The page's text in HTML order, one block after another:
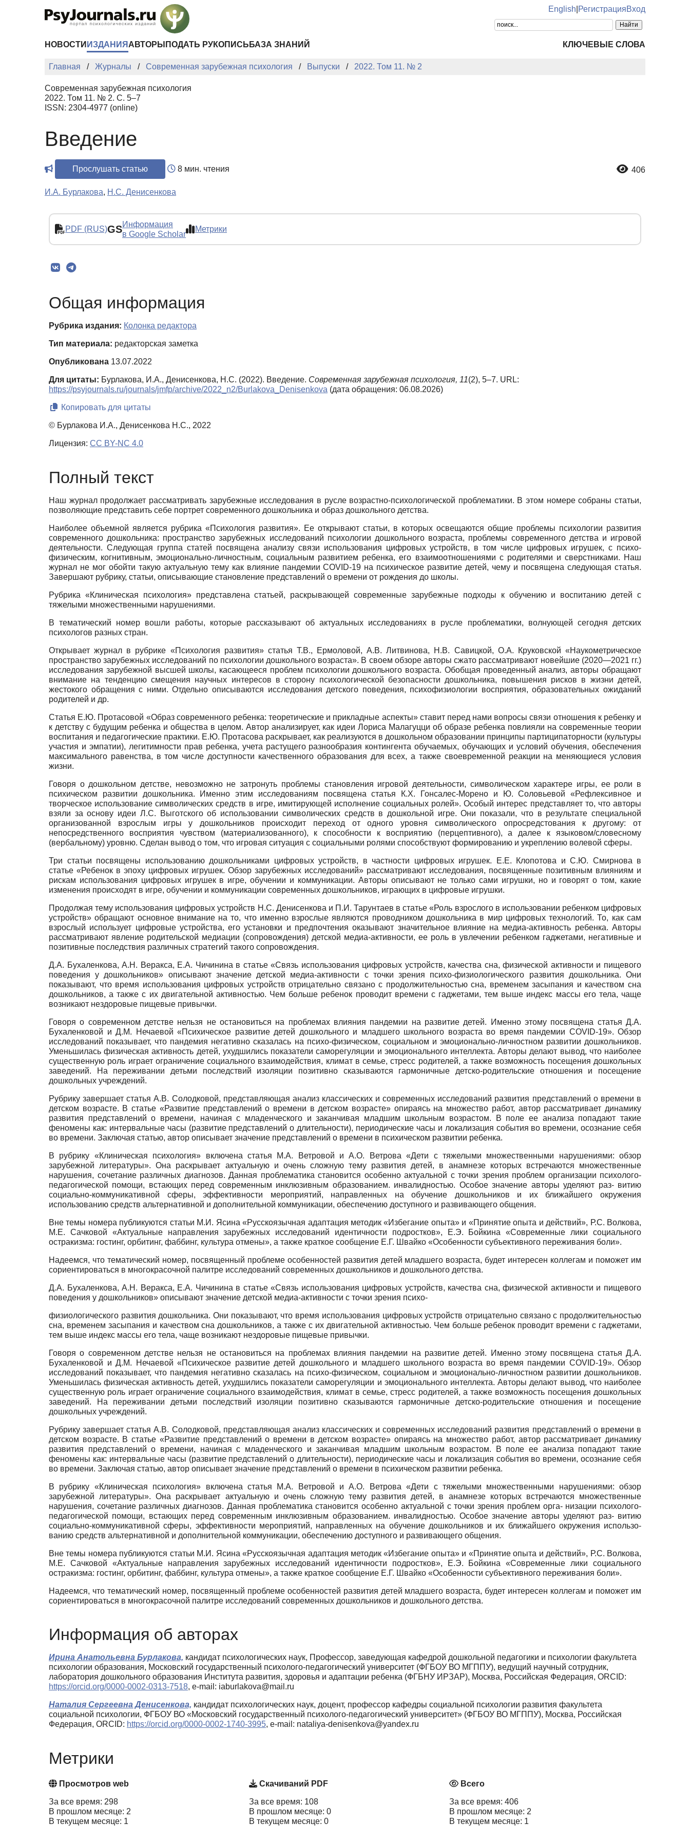
English РегистрацияВход
НОВОСТИ ИЗДАНИЯ АВТОРЫ ПОДАТЬ РУКОПИСЬ БАЗА ЗНАНИЙ КЛЮЧЕВЫЕ СЛОВА
Главная Журналы Современная зарубежная психология Выпуски 2022. Том 11. № 2
Современная зарубежная психология
2022. Том 11. № 2. С. 5–7
ISSN: 2304-4977 (online)
Введение
Прослушать статью 8 мин. чтения 406
И.А. Бурлакова, Н.С. Денисенкова
PDF (RUS)GSИнформация
в Google Scholar
Метрики
Общая информация
Рубрика издания: Колонка редактора
Тип материала: редакторская заметка
Опубликована 13.07.2022
Для цитаты: Бурлакова, И.А., Денисенкова, Н.С. (2022). Введение. Современная зарубежная психология, 11(2), 5–7. URL:
https://psyjournals.ru/journals/jmfp/archive/2022_n2/Burlakova_Denisenkova (дата обращения: 06.08.2026)
Копировать для цитаты
© Бурлакова И.А., Денисенкова Н.С., 2022
Лицензия: CC BY-NC 4.0
Полный текст
Наш журнал продолжает рассматривать зарубежные исследования в русле возрастно-психологической проблематики. В этом номере собраны статьи,
позволяющие представить себе портрет современного дошкольника и образ дошкольного детства.
Наиболее объемной является рубрика «Психология развития». Ее открывают статьи, в которых освещаются общие проблемы психологии развития
современного дошкольника: пространство зарубежных исследований психологии дошкольного возраста, проблемы современного детства и игровой
деятельности. Следующая группа статей посвящена анализу связи использования цифровых устройств, в том числе цифровых игрушек, с психо-
физическим, когнитивным, эмоционально-личностным, социальным развитием ребенка, его взаимоотношениями с родителями и сверстниками. Наш
журнал не мог обойти такую актуальную тему как влияние пандемии COVID-19 на психическое развитие детей, чему и посвящена следующая статья.
Завершают рубрику, статьи, описывающие становление представлений о времени от рождения до школы.
Рубрика «Клиническая психология» представлена статьей, раскрывающей современные зарубежные подходы к обучению и воспитанию детей с
тяжелыми множественными нарушениями.
В тематический номер вошли работы, которые рассказывают об актуальных исследованиях в русле проблематики, волнующей сегодня детских
психологов разных стран.
Открывает журнал в рубрике «Психология развития» статья Т.В., Ермоловой, А.В. Литвинова, Н.В. Савицкой, О.А. Круковской «Наукометрическое
пространство зарубежных исследований по психологии дошкольного возраста». В своем обзоре авторы сжато рассматривают новейшие (2020—2021 гг.)
исследования зарубежной высшей школы, касающееся проблем психологии дошкольного возраста. Обобщая проведенный анализ, авторы обращают
внимание на тенденцию смещения научных интересов в сторону психологической безопасности дошкольника, повышения рисков в жизни детей,
жестокого обращения с ними. Отдельно описываются исследования детского поведения, психофизиологии восприятия, образовательных ожиданий
родителей и др.
Статья Е.Ю. Протасовой «Образ современного ребенка: теоретические и прикладные аспекты» ставит перед нами вопросы связи отношения к ребенку и
к детству с будущим ребенка и общества в целом. Автор анализирует, как идеи Лориса Малагуцци об образе ребенка повлияли на современные теории
воспитания и педагогические практики. Е.Ю. Протасова раскрывает, как реализуются в дошкольном образовании принципы партиципаторности (культуры
участия и эмпатии), легитимности прав ребенка, учета растущего разнообразия контингента обучаемых, обучающих и условий обучения, обеспечения
максимального равенства, в том числе доступности качественного образования для всех, а также своевременной реакции на меняющиеся условия
жизни.
Говоря о дошкольном детстве, невозможно не затронуть проблемы становления игровой деятельности, символическом характере игры, ее роли в
психическом развитии дошкольника. Именно этим исследованиям посвящена статья К.X. Гонсалес-Морено и Ю. Соловьевой «Рефлексивное и
творческое использование символических средств в игре, имитирующей исполнение социальных ролей». Особый интерес представляет то, что авторы
взяли за основу идеи Л.С. Выготского об использовании символических средств в дошкольной игре. Они показали, что в результате специальной
организованной взрослым игры у дошкольников происходит переход от одного уровня символического опросредстования к другому: от
непосредственного восприятия чувством (материализованного), к способности к восприятию (перцептивного), а далее к языковом/словесному
(вербальному) уровню. Сделан вывод о том, что игровая ситуация с социальными ролями способствуют формированию и укреплению волевой сферы.
Три статьи посвящены использованию дошкольниками цифровых устройств, в частности цифровых игрушек. Е.Е. Клопотова и С.Ю. Смирнова в
статье «Ребенок в эпоху цифровых игрушек. Обзор зарубежных исследований» рассматривают исследования, посвященные позитивным влияниям и
рискам использования цифровых игрушек в игре, обучении и коммуникации. Авторы описывают не только сами игрушки, но и говорят о том, какие
изменения происходят в игре, обучении и коммуникации современных дошкольников, играющих в цифровые игрушки.
Продолжая тему использования цифровых устройств Н.С. Денисенкова и П.И. Тарунтаев в статье «Роль взрослого в использовании ребенком цифровых
устройств» обращают основное внимание на то, что именно взрослые являются проводником дошкольника в мир цифровых технологий. То, как сам
взрослый использует цифровые устройства, его установки и предпочтения оказывают значительное влияние на медиа-активность ребенка. Авторы
рассматривают явление родительской медиации (сопровождения) детской медиа-активности, ее роль в увлечении ребенком гаджетами, негативные и
позитивные последствия различных стратегий такого сопровождения.
Д.А. Бухаленкова, А.Н. Веракса, Е.А. Чичинина в статье «Связь использования цифровых устройств, качества сна, физической активности и пищевого
поведения у дошкольников» описывают значение детской медиа-активности с точки зрения психо-физиологического развития дошкольника. Они
показывают, что время использования цифровых устройств отрицательно связано с продолжительностью сна, временем засыпания и качеством сна
дошкольников, а также с их двигательной активностью. Чем больше ребенок проводит времени с гаджетами, тем выше индекс массы его тела, чаще
возникают нездоровые пищевые привычки.
Говоря о современном детстве нельзя не остановиться на проблемах влияния пандемии на развитие детей. Именно этому посвящена статья Д.А.
Бухаленковой и Д.М. Нечаевой «Психическое развитие детей дошкольного и младшего школьного возраста во время пандемии COVID-19». Обзор
исследований показывает, что пандемия негативно сказалась на психо-физическом, социальном и эмоционально-личностном развитии дошкольников.
Уменьшилась физическая активность детей, ухудшились показатели саморегуляции и эмоционального интеллекта. Авторы делают вывод, что наиболее
существенную роль играет ограничение социального взаимодействия, климат в семье, стресс родителей, а также возможность посещения дошкольных
заведений. На переживании детьми последствий изоляции позитивно сказываются гармоничные детско-родительские отношения и посещение
дошкольных учреждений.
Рубрику завершает статья А.В. Солодковой, представляющая анализ классических и современных исследований развития представлений о времени в
детском возрасте. В статье «Развитие представлений о времени в детском возрасте» опираясь на множество работ, автор рассматривает динамику
развития представлений о времени, начиная с младенческого и заканчивая младшим школьным возрастом. В поле ее анализа попадают такие
феномены как: интервальные часы (развитие представлений о длительности), периодические часы и локализация события во времени, осознание себя
во времени. Заключая статью, автор описывает значение представлений о времени в психическом развитии ребенка.
В рубрику «Клиническая психология» включена статья М.А. Ветровой и А.О. Ветрова «Дети с тяжелыми множественными нарушениями: обзор
зарубежной литературы». Она раскрывает актуальную и очень сложную тему развития детей, в анамнезе которых встречаются множественные
нарушения, сочетание различных диагнозов. Данная проблематика становится особенно актуальной с точки зрения проблем организации психолого-
педагогической помощи, встающих перед современным инклюзивным образованием. инвалидностью. Особое значение авторы уделяют раз- витию
социально-коммуникативной сферы, эффективности мероприятий, направленных на обучение дошкольников и их ближайшего окружения
использованию средств альтернативной и дополнительной коммуникации, обеспечению доступного и развивающего общения.
Вне темы номера публикуются статьи М.И. Ясина «Русскоязычная адаптация методик «Избегание опыта» и «Принятие опыта и действий», Р.С. Волкова,
М.Е. Сачковой «Актуальные направления зарубежных исследований идентичности подростков», Е.Э. Бойкина «Современные лики социального
остракизма: гостинг, орбитинг, фаббинг, культура отмены», а также краткое сообщение Е.Г. Швайко «Особенности субъективного переживания боли».
Надеемся, что тематический номер, посвященный проблеме особенностей развития детей младшего возраста, будет интересен коллегам и поможет им
сориентироваться в многокрасочной палитре исследований современных дошкольников и дошкольного детства.
Д.А. Бухаленкова, А.Н. Веракса, Е.А. Чичинина в статье «Связь использования цифровых устройств, качества сна, физической активности и пищевого
поведения у дошкольников» описывают значение детской медиа-активности с точки зрения психо-
физиологического развития дошкольника. Они показывают, что время использования цифровых устройств отрицательно связано с продолжительностью
сна, временем засыпания и качеством сна дошкольников, а также с их двигательной активностью. Чем больше ребенок проводит времени с гаджетами,
тем выше индекс массы его тела, чаще возникают нездоровые пищевые привычки.
Говоря о современном детстве нельзя не остановиться на проблемах влияния пандемии на развитие детей. Именно этому посвящена статья Д.А.
Бухаленковой и Д.М. Нечаевой «Психическое развитие детей дошкольного и младшего школьного возраста во время пандемии COVID-19». Обзор
исследований показывает, что пандемия негативно сказалась на психо-физическом, социальном и эмоционально-личностном развитии дошкольников.
Уменьшилась физическая активность детей, ухудшились показатели саморегуляции и эмоционального интеллекта. Авторы делают вывод, что наиболее
существенную роль играет ограничение социального взаимодействия, климат в семье, стресс родителей, а также возможность посещения дошкольных
заведений. На переживании детьми последствий изоляции позитивно сказываются гармоничные детско-родительские отношения и посещение
дошкольных учреждений.
Рубрику завершает статья А.В. Солодковой, представляющая анализ классических и современных исследований развития представлений о времени в
детском возрасте. В статье «Развитие представлений о времени в детском возрасте» опираясь на множество работ, автор рассматривает динамику
развития представлений о времени, начиная с младенческого и заканчивая младшим школьным возрастом. В поле ее анализа попадают такие
феномены как: интервальные часы (развитие представлений о длительности), периодические часы и локализация события во времени, осознание себя
во времени. Заключая статью, автор описывает значение представлений о времени в психическом развитии ребенка.
В рубрику «Клиническая психология» включена статья М.А. Ветровой и А.О. Ветрова «Дети с тяжелыми множественными нарушениями: обзор
зарубежной литературы». Она раскрывает актуальную и очень сложную тему развития детей, в анамнезе которых встречаются множественные
нарушения, сочетание различных диагнозов. Данная проблематика становится особенно актуальной с точки зрения проблем орга- низации психолого-
педагогической помощи, встающих перед современным инклюзивным образованием. инвалидностью. Особое значение авторы уделяют раз- витию
социально-коммуникативной сферы, эффективности мероприятий, направленных на обучение дошкольников и их ближайшего окружения использо-
ванию средств альтернативной и дополнительной коммуникации, обеспечению доступного и развивающего общения.
Вне темы номера публикуются статьи М.И. Ясина «Русскоязычная адаптация методик «Избегание опыта» и «Принятие опыта и действий», Р.С. Волкова,
М.Е. Сачковой «Актуальные направления зарубежных исследований идентичности подростков», Е.Э. Бойкина «Современные лики социального
остракизма: гостинг, орбитинг, фаббинг, культура отмены», а также краткое сообщение Е.Г. Швайко «Особенности субъективного переживания боли».
Надеемся, что тематический номер, посвященный проблеме особенностей развития детей младшего возраста, будет интересен коллегам и поможет им
сориентироваться в многокрасочной палитре исследований современных дошкольников и дошкольного детства.
Информация об авторах
Ирина Анатольевна Бурлакова, кандидат психологических наук, Профессор, заведующая кафедрой дошкольной педагогики и психологии факультета
психологии образования, Московский государственный психолого-педагогический университет (ФГБОУ ВО МГППУ), ведущий научный сотрудник,
лаборатория дошкольного образования Института развития, здоровья и адаптации ребенка (ФГБНУ ИРЗАР), Москва, Российская Федерация, ORCID:
https://orcid.org/0000-0002-0313-7518, e-mail: iaburlakova@mail.ru
Наталия Сергеевна Денисенкова, кандидат психологических наук, доцент, профессор кафедры социальной психологии развития факультета
социальной психологии, ФГБОУ ВО «Московский государственный психолого-педагогический университет» (ФГБОУ ВО МГППУ), Москва, Российская
Федерация, ORCID: https://orcid.org/0000-0002-1740-3995, e-mail: nataliya-denisenkova@yandex.ru
Метрики
Просмотров web
За все время: 298
В прошлом месяце: 2
В текущем месяце: 1
Скачиваний PDF
За все время: 108
В прошлом месяце: 0
В текущем месяце: 0
Всего
За все время: 406
В прошлом месяце: 2
В текущем месяце: 1